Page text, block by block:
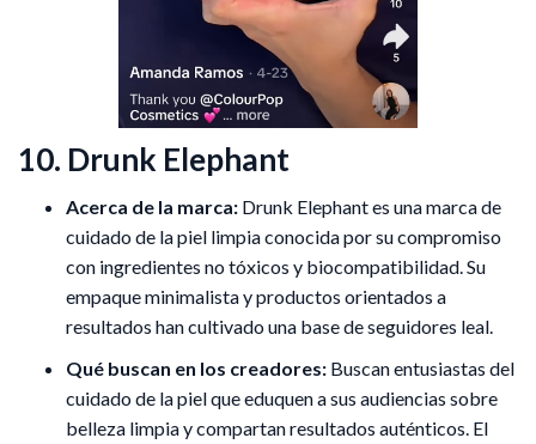
10. Drunk Elephant
Acerca de la marca: Drunk Elephant es una marca de
cuidado de la piel limpia conocida por su compromiso
con ingredientes no tóxicos y biocompatibilidad. Su
empaque minimalista y productos orientados a
resultados han cultivado una base de seguidores leal.
Qué buscan en los creadores: Buscan entusiastas del
cuidado de la piel que eduquen a sus audiencias sobre
belleza limpia y compartan resultados auténticos. El